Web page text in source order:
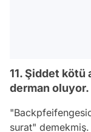
11. Şiddet
derman oluyor.
surat"